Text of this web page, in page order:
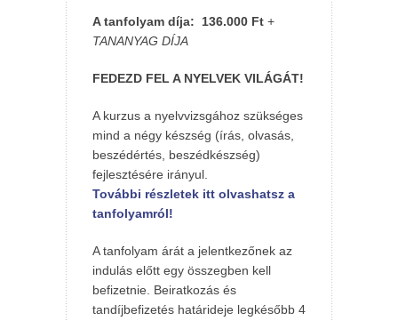
A tanfolyam díja: 136.000 Ft +
TANANYAG DÍJA
FEDEZD FEL A NYELVEK VILÁGÁT!
A kurzus a nyelvvizsgához szükséges
mind a négy készség (írás, olvasás,
beszédértés, beszédkészség)
fejlesztésére irányul.
További részletek itt olvashatsz a
tanfolyamról!
A tanfolyam árát a jelentkezőnek az
indulás előtt egy összegben kell
befizetnie. Beiratkozás és
tandíjbefizetés határideje legkésőbb 4